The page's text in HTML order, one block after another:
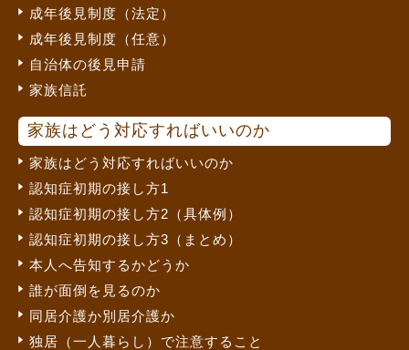
成年後見制度（法定）
成年後見制度（任意）
自治体の後見申請
家族信託
家族はどう対応すればいいのか
家族はどう対応すればいいのか
認知症初期の接し方1
認知症初期の接し方2（具体例）
認知症初期の接し方3（まとめ）
本人へ告知するかどうか
誰が面倒を見るのか
同居介護か別居介護か
独居（一人暮らし）で注意すること